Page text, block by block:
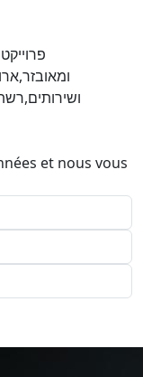
et nous vous